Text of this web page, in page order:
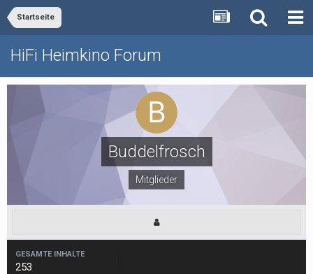
Startseite
HiFi Heimkino Forum
Buddelfrosch
Mitglieder
GESAMTE INHALTE
253